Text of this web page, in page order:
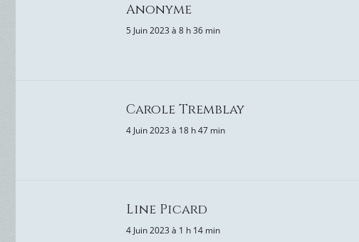
Anonyme
5 Juin 2023 à 8 h 36 min
Carole Tremblay
4 Juin 2023 à 18 h 47 min
Line Picard
4 Juin 2023 à 1 h 14 min